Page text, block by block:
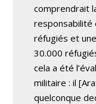
comprendrait
responsabilité
réfugiés et
30.000
cela a été
militaire : il
quelconque